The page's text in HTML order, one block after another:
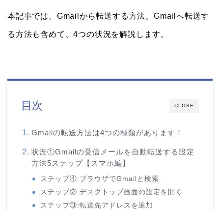
本記事では、Gmailから転送する方法、Gmailへ転送す
る方法も含めて、4つの状況を解説します。
CLOSE
目次
Gmailの転送方法は4つの種類があります！
状況①Gmailの受信メールを自動転送する設定
方法5ステップ【スマホ編】
ステップ①:ブラウザでGmailと検索
ステップ②:デスクトップ画面の設定を開く
ステップ③:転送先アドレスを追加